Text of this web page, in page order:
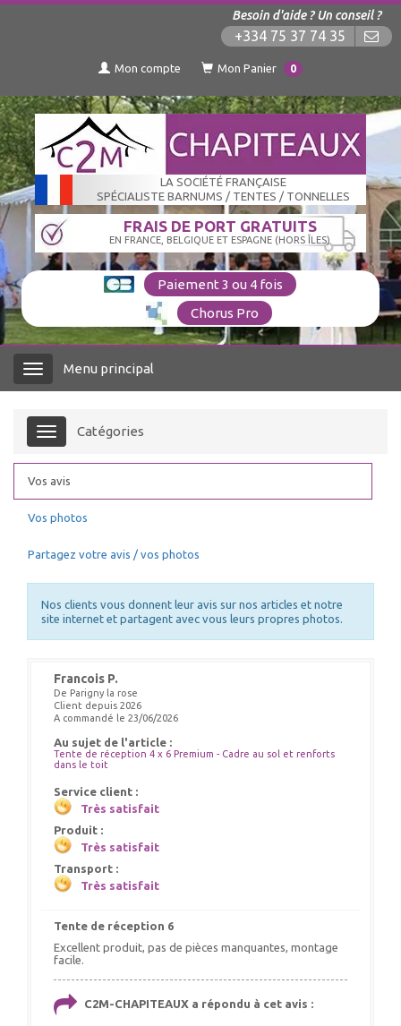
Besoin d'aide ? Un conseil ?
+334 75 37 74 35
Mon compte Mon Panier 0
LA SOCIÉTÉ FRANÇAISE
SPÉCIALISTE BARNUMS / TENTES / TONNELLES
FRAIS DE PORT GRATUITS
EN FRANCE, BELGIQUE ET ESPAGNE (HORS ÎLES)
Paiement 3 ou 4 fois
Chorus Pro
Menu Menu principal
Menu Catégories
Vos avis
Vos photos
Partagez votre avis / vos photos
Nos clients vous donnent leur avis sur nos articles et notre
site internet et partagent avec vous leurs propres photos.
Francois P.
De Parigny la rose
Client depuis 2026
A commandé le 23/06/2026
Au sujet de l'article :
Tente de réception 4 x 6 Premium - Cadre au sol et renforts
dans le toit
Service client :
Très satisfait
Produit :
Très satisfait
Transport :
Très satisfait
Tente de réception 6
Excellent produit, pas de pièces manquantes, montage
facile.
C2M-CHAPITEAUX a répondu à cet avis :